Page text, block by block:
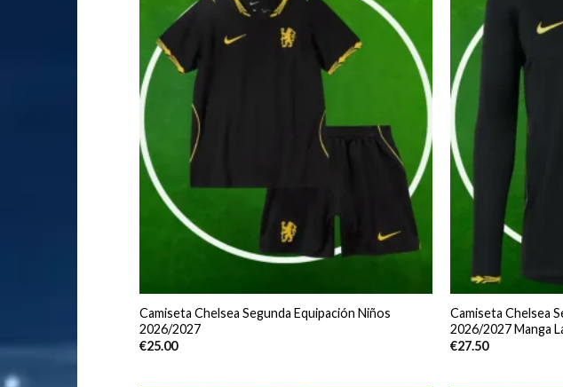
Camiseta Chelsea Segunda Equipación Niños
2026/2027
€25.00
Camiseta Chelsea
2026/2027 Manga
€27.50